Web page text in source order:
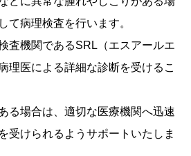
て病理検査を行います。
査機関であるSRL（エスアールエ
理医による詳細な診断を受けるこ
る場合は、適切な医療機関へ迅速
受けられるようサポートいたしま